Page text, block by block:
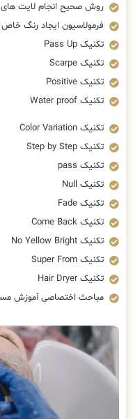
روش صحیح انجام لایت های 3
فرمولاسیون ایجاد رنگ خاص
تکنیک Pass Up
تکنیک Scarpe
تکنیک Positive
تکنیک Water proof
تکنیک Color Variation
تکنیک Step by Step
تکنیک pass
تکنیک Null
تکنیک Fade
تکنیک Come Back
تکنیک No Yellow Bright
تکنیک Super From
تکنیک Hair Dryer
مباحث اختصاصی آموزش